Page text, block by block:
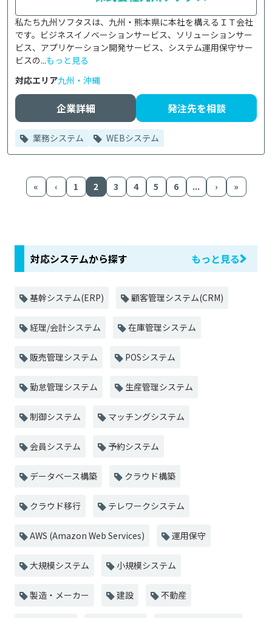
私たち九州ソフタスは、九州・熊本県に本社を構えるＩＴ会社
です。ビジネスイノベーションサービス、ソリューションサー
ビス、アプリケーション開発サービス、システム運用保守サー
ビスの...もっと見る
対応エリア九州・沖縄
企業詳細 発注先を相談
業務システム WEBシステム
« ‹ 1 2 3 4 5 6 ... › »
対応システムから探す もっと見る
基幹システム(ERP) 顧客管理システム(CRM)
経理/会計システム 在庫管理システム
販売管理システム POSシステム
勤怠管理システム 生産管理システム
制御システム マッチングシステム
会員システム 予約システム
データベース構築 クラウド構築
クラウド移行 テレワークシステム
AWS (Amazon Web Services) 運用保守
大規模システム 小規模システム
製造・メーカー 建設 不動産